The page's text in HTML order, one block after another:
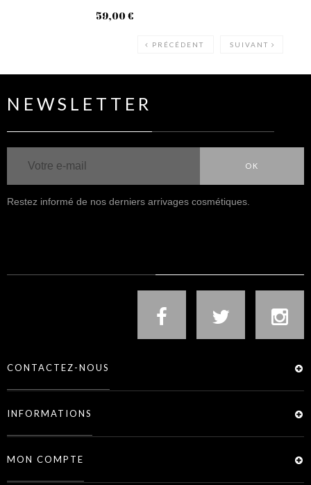
59,00 €
PRÉCÉDENT SUIVANT
NEWSLETTER
OK
Restez informé de nos derniers arrivages cosmétiques.
CONTACTEZ-NOUS
INFORMATIONS
MON COMPTE